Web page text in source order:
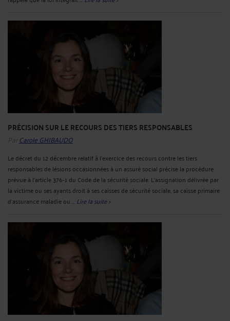
PRÉCISION SUR LE RECOURS DES TIERS RESPONSABLES
Par Carole GHIBAUDO
Le décret du 12 décembre relatif à l'exercice des recours contre les tiers
responsables de lésions occasionnées à un assuré social précise la procédure
prévue à l'article 376-1 du Code de la sécurité sociale. L'assignation délivrée par
la victime ou ses ayants droit à ses caisses de sécurité sociale, sa caisse primaire
d'assurance maladie ou ... Lire la suite >